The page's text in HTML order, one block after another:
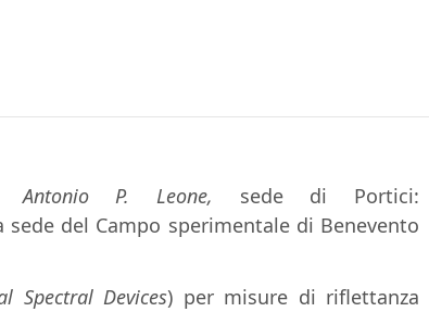
Antonio P. Leone, sede di Portici:
del Campo sperimentale di Benevento
Spectral Devices) per misure di riflettanza